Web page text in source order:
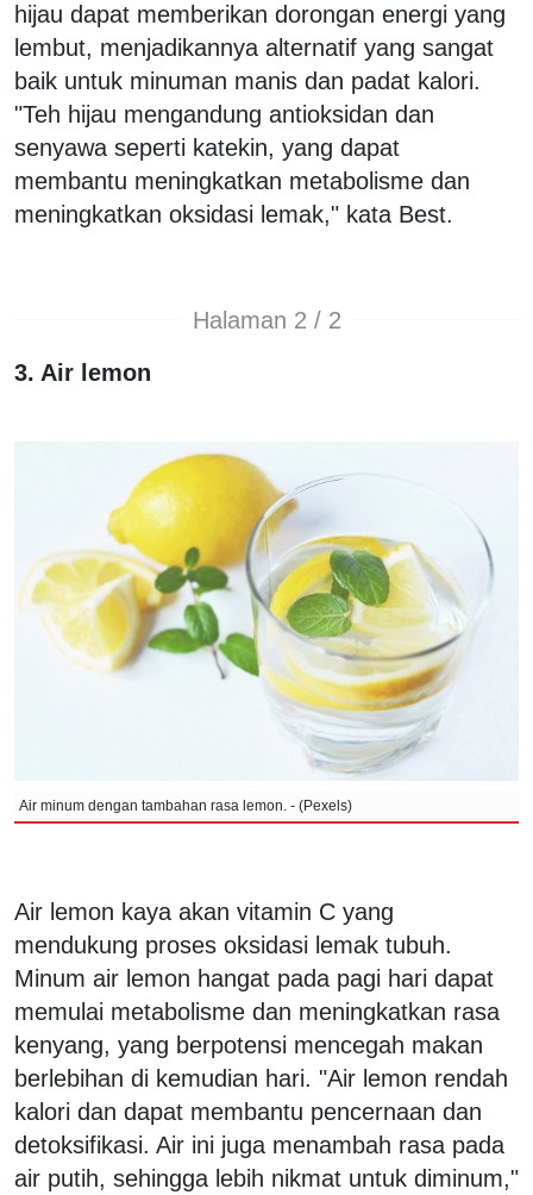
hijau dapat memberikan dorongan energi yang
lembut, menjadikannya alternatif yang sangat
baik untuk minuman manis dan padat kalori.
"Teh hijau mengandung antioksidan dan
senyawa seperti katekin, yang dapat
membantu meningkatkan metabolisme dan
meningkatkan oksidasi lemak," kata Best.
Halaman 2 / 2
3. Air lemon
Air minum dengan tambahan rasa lemon. - (Pexels)
Air lemon kaya akan vitamin C yang
mendukung proses oksidasi lemak tubuh.
Minum air lemon hangat pada pagi hari dapat
memulai metabolisme dan meningkatkan rasa
kenyang, yang berpotensi mencegah makan
berlebihan di kemudian hari. "Air lemon rendah
kalori dan dapat membantu pencernaan dan
detoksifikasi. Air ini juga menambah rasa pada
air putih, sehingga lebih nikmat untuk diminum,"